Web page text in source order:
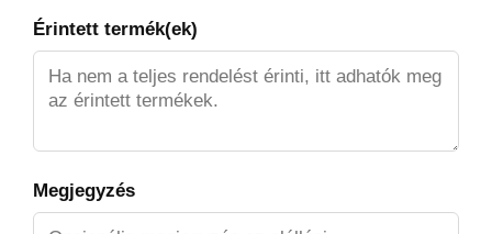
Érintett termék(ek)
Megjegyzés